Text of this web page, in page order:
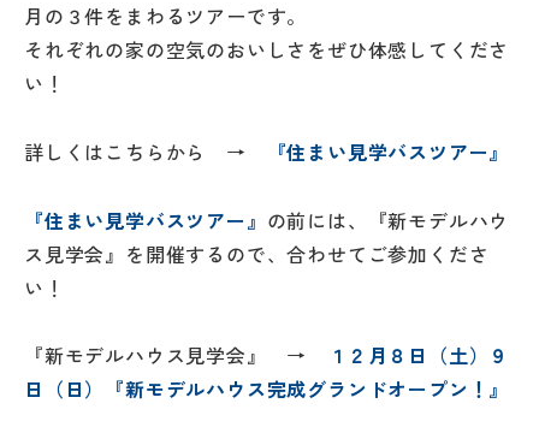
月の３件をまわるツアーです。
それぞれの家の空気のおいしさをぜひ体感してくださ
い！
詳しくはこちらから → 『住まい見学バスツアー』
『住まい見学バスツアー』 の前には、『新モデルハウ
ス見学会』を開催するので、合わせてご参加くださ
い！
『新モデルハウス見学会』 →
１２月８日（土）９
日（日）『新モデルハウス完成グランドオープン！』